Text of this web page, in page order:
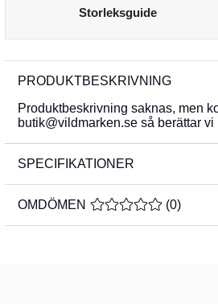
Storleksguide
PRODUKTBESKRIVNING
Produktbeskrivning saknas, men
butik@vildmarken.se så berättar vi
SPECIFIKATIONER
OMDÖMEN MEDELBETYG 0 AV
(0)